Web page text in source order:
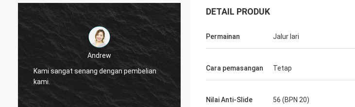
dengan pembelian
CN Sports adalah perusahaan yang dapat
dipercaya, Menyediakan produk dan
layanan yang sangat baik.
DETAIL PRODUK
Permainan Jalur lari
Cara pemasangan Tetap
Nilai Anti-Slide 56 (BPN 20)